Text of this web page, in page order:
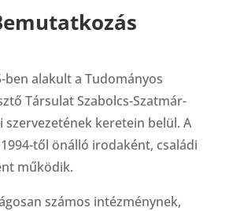
ben alakult a Tudományos
Társulat Szabolcs-Szatmár-
szervezetének keretein belül. A
től önálló irodaként, családi
működik.
számos intézménynek,